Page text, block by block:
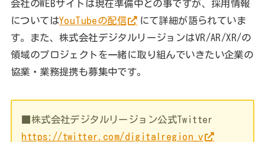
会社のWEBサイトは現在準備中との事ですが、採用情報
についてはYouTubeの配信
にて詳細が語られていま
す。また、株式会社デジタルリージョンはVR/AR/XR/の
領域のプロジェクトを一緒に取り組んでいきたい企業の
協業・業務提携も募集中です。
■株式会社デジタルリージョン公式Twitter
https://twitter.com/digitalregion_v